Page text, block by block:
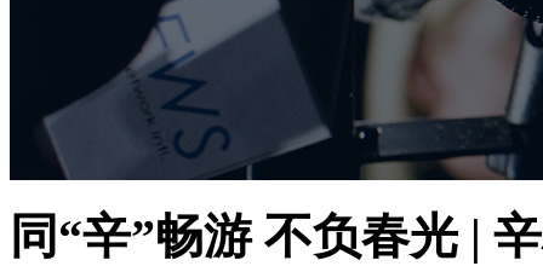
同“辛”畅游 不负春光 |